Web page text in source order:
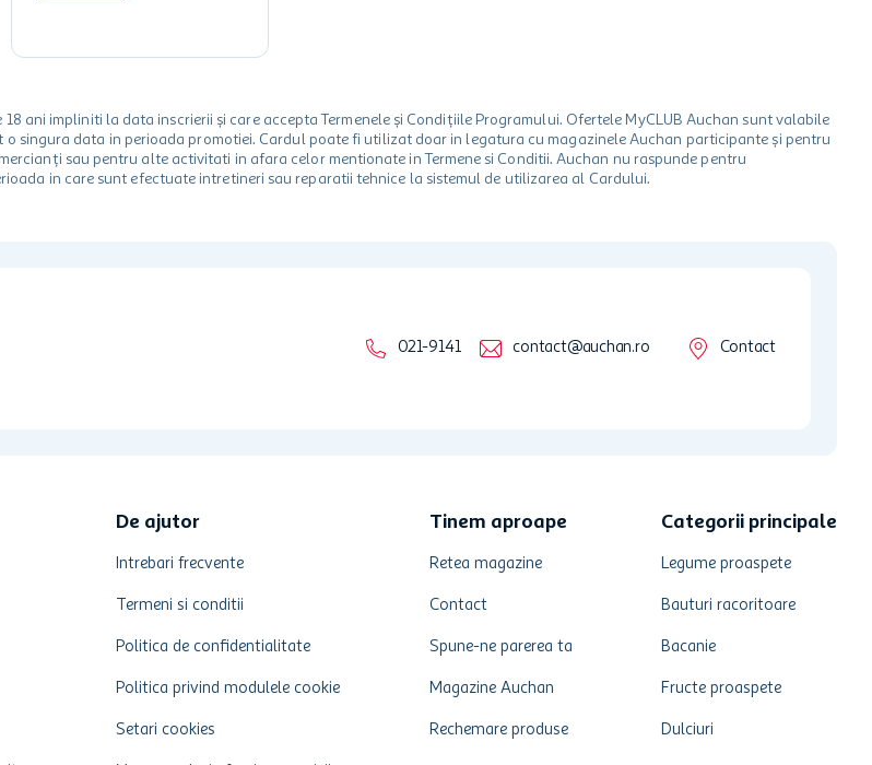
ani impliniti la data inscrierii și care accepta Termenele și Condițiile Programului. Ofertele MyCLUB Auchan sunt valabile
singura data in perioada promotiei. Cardul poate fi utilizat doar in legatura cu magazinele Auchan participante și pentru
sau pentru alte activitati in afara celor mentionate in Termene si Conditii. Auchan nu raspunde pentru
in care sunt efectuate intretineri sau reparatii tehnice la sistemul de utilizarea al Cardului.
021-9141 contact@auchan.ro Contact
De ajutor
Intrebari frecvente
Termeni si conditii
Politica de confidentialitate
Politica privind modulele cookie
Setari cookies
Tinem aproape
Retea magazine
Contact
Spune-ne parerea ta
Magazine Auchan
Rechemare produse
Categorii principale
Legume proaspete
Bauturi racoritoare
Bacanie
Fructe proaspete
Dulciuri